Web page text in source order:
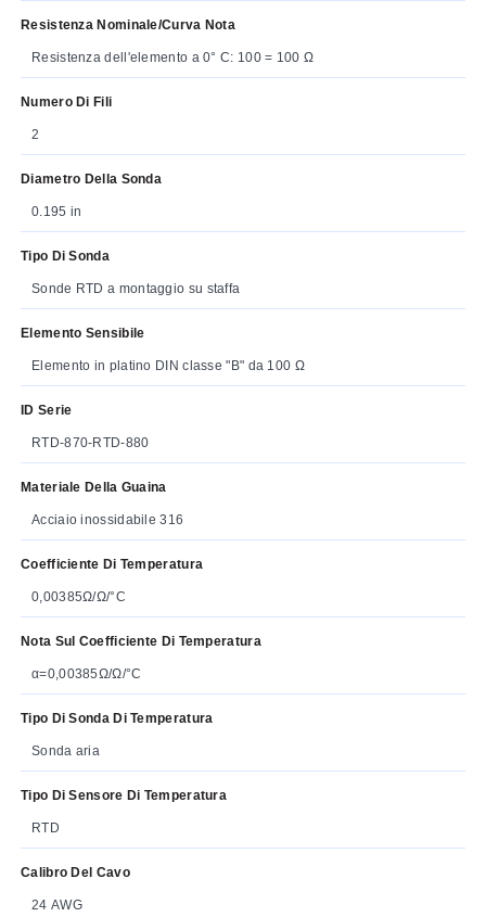
Resistenza Nominale/curva Nota
Resistenza dell'elemento a 0° C: 100 = 100 Ω
Numero Di Fili
2
Diametro Della Sonda
0.195 in
Tipo Di Sonda
Sonde RTD a montaggio su staffa
Elemento Sensibile
Elemento in platino DIN classe "B" da 100 Ω
ID Serie
RTD-870-RTD-880
Materiale Della Guaina
Acciaio inossidabile 316
Coefficiente Di Temperatura
0,00385Ω/Ω/°C
Nota Sul Coefficiente Di Temperatura
α=0,00385Ω/Ω/°C
Tipo Di Sonda Di Temperatura
Sonda aria
Tipo Di Sensore Di Temperatura
RTD
Calibro Del Cavo
24 AWG